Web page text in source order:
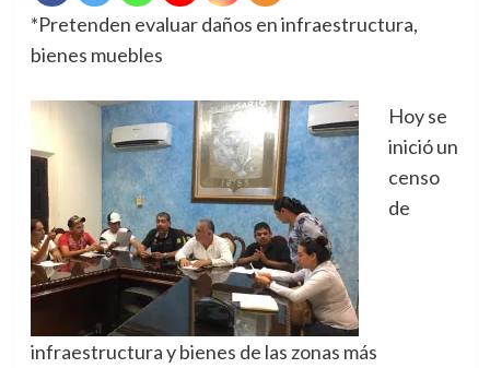
*Pretenden evaluar daños en infraestructura,
bienes muebles
Hoy se
inició un
censo
de
infraestructura y bienes de las zonas más